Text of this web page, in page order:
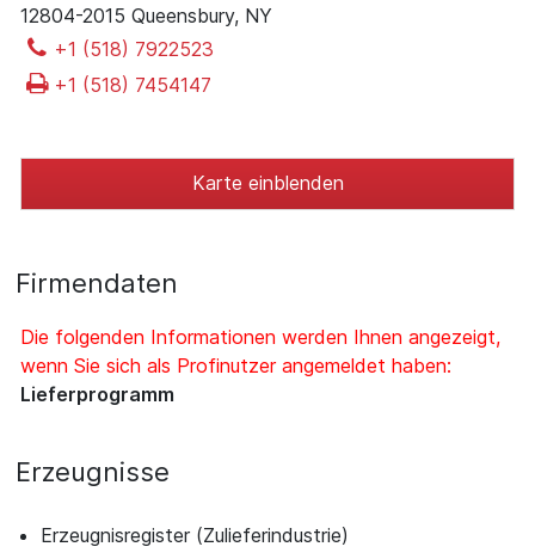
12804-2015 Queensbury, NY
+1 (518) 7922523
+1 (518) 7454147
Karte einblenden
Firmendaten
Die folgenden Informationen werden Ihnen angezeigt,
wenn Sie sich als Profinutzer angemeldet haben:
Lieferprogramm
Erzeugnisse
Erzeugnisregister (Zulieferindustrie)